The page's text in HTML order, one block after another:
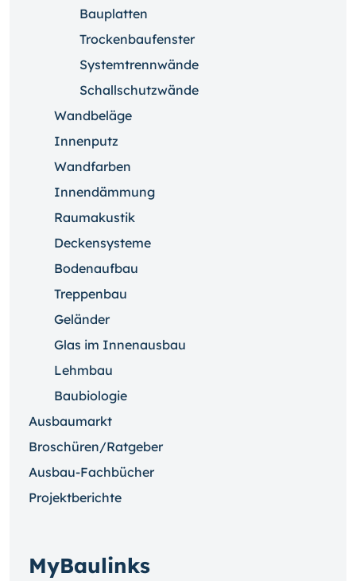
Bauplatten
Trockenbaufenster
Systemtrennwände
Schallschutzwände
Wandbeläge
Innenputz
Wandfarben
Innendämmung
Raumakustik
Deckensysteme
Bodenaufbau
Treppenbau
Geländer
Glas im Innenausbau
Lehmbau
Baubiologie
Ausbaumarkt
Broschüren/Ratgeber
Ausbau-Fachbücher
Projektberichte
MyBaulinks